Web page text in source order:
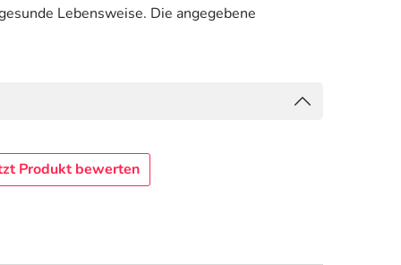
Lebensweise. Die angegebene
Produkt bewerten